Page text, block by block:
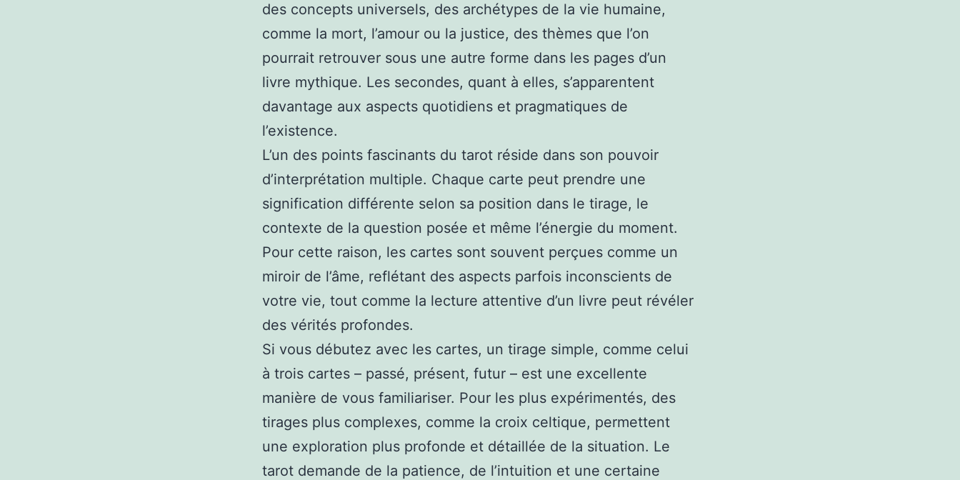
des concepts universels, des archétypes de la vie humaine,
comme la mort, l’amour ou la justice, des thèmes que l’on
pourrait retrouver sous une autre forme dans les pages d’un
livre mythique. Les secondes, quant à elles, s’apparentent
davantage aux aspects quotidiens et pragmatiques de
l’existence.
L’un des points fascinants du tarot réside dans son pouvoir
d’interprétation multiple. Chaque carte peut prendre une
signification différente selon sa position dans le tirage, le
contexte de la question posée et même l’énergie du moment.
Pour cette raison, les cartes sont souvent perçues comme un
miroir de l’âme, reflétant des aspects parfois inconscients de
votre vie, tout comme la lecture attentive d’un livre peut révéler
des vérités profondes.
Si vous débutez avec les cartes, un tirage simple, comme celui
à trois cartes – passé, présent, futur – est une excellente
manière de vous familiariser. Pour les plus expérimentés, des
tirages plus complexes, comme la croix celtique, permettent
une exploration plus profonde et détaillée de la situation. Le
tarot demande de la patience, de l’intuition et une certaine